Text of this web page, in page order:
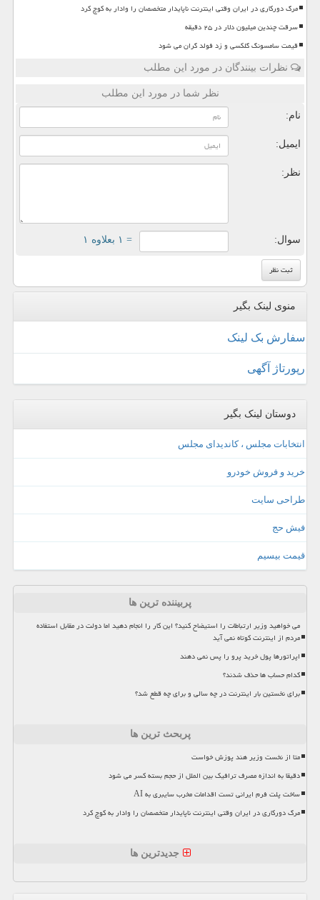
مرگ دورکاری در ایران وقتی اینترنت ناپایدار متخصصان را وادار به کوچ کرد
سرقت چندین میلیون دلار در ۲۵ دقیقه
قیمت سامسونگ گلکسی و زد فولد گران می شود
نظرات بینندگان در مورد این مطلب
نظر شما در مورد این مطلب
نام:
ایمیل:
نظر:
سوال: = ۱ بعلاوه ۱
منوی لینک بگیر
سفارش بک لینک
رپورتاژ آگهی
دوستان لینک بگیر
انتخابات مجلس ، کاندیدای مجلس
خرید و فروش خودرو
طراحی سایت
فیش حج
قیمت بیسیم
پربیننده ترین ها
می خواهید وزیر ارتباطات را استیضاح کنید؟ این کار را انجام دهید اما دولت در مقابل استفاده
مردم از اینترنت کوتاه نمی آید
اپراتورها پول خرید پرو را پس نمی دهند
کدام حساب ها حذف شدند؟
برای نخستین بار اینترنت در چه سالی و برای چه قطع شد؟
پربحث ترین ها
متا از نخست وزیر هند پوزش خواست
دقیقا به اندازه مصرف ترافیک بین الملل از حجم بسته کسر می شود
ساخت پلت فرم ایرانی تست اقدامات مخرب سایبری به AI
مرگ دورکاری در ایران وقتی اینترنت ناپایدار متخصصان را وادار به کوچ کرد
جدیدترین ها